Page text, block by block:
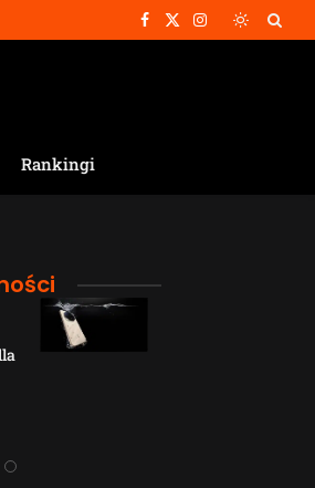
Facebook
X
Instagram
Rankingi